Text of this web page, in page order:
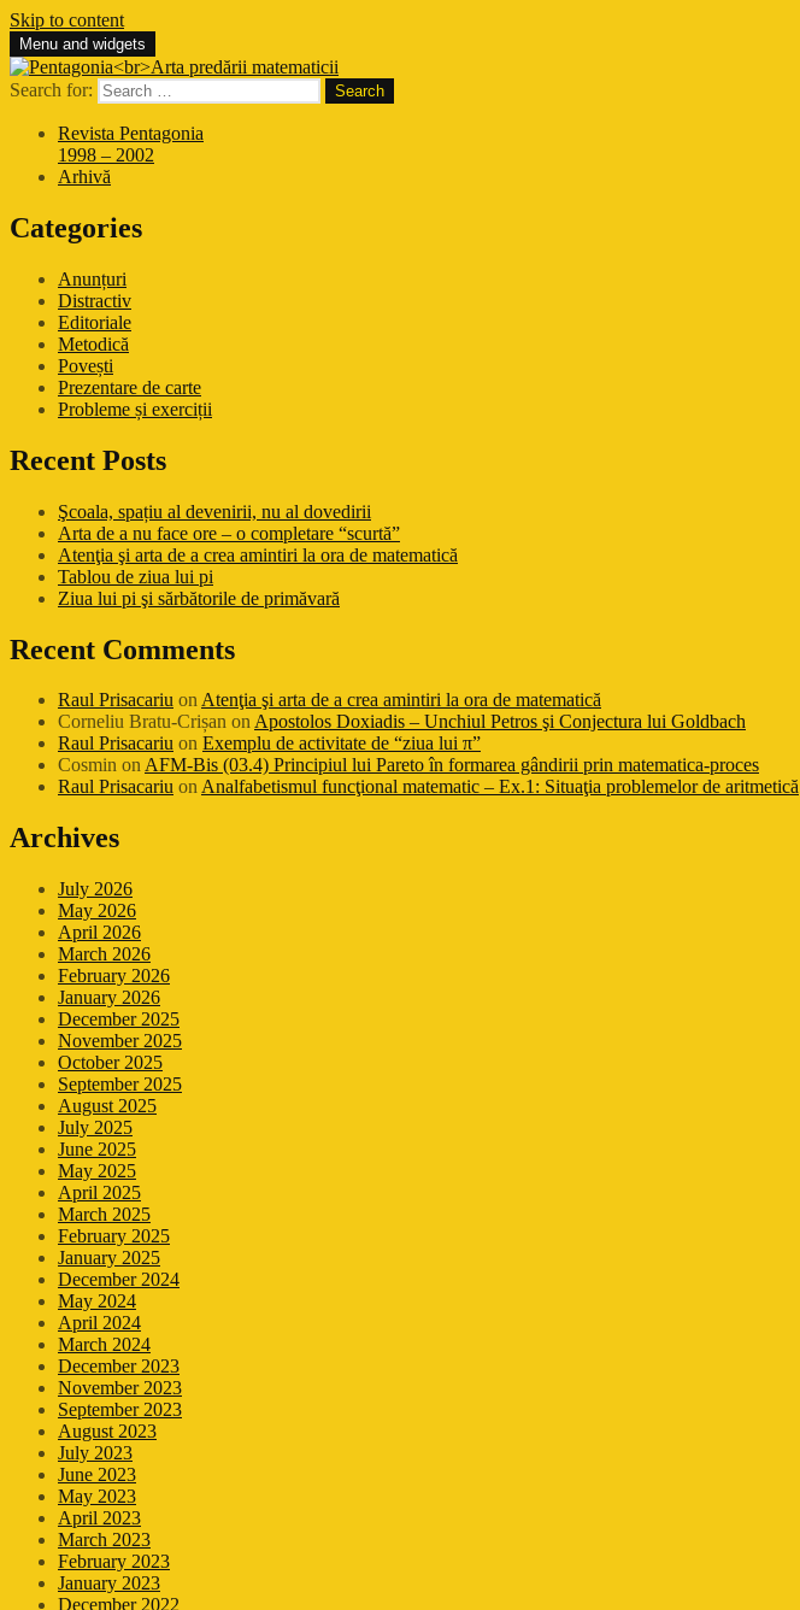
Skip to content
Pentagonia
Arta predării matematicii
Menu and widgets
Search for:
Revista Pentagonia
1998 – 2002
Arhivă
Categories
Anunțuri
Distractiv
Editoriale
Metodică
Povești
Prezentare de carte
Probleme și exerciții
Recent Posts
Şcoala, spațiu al devenirii, nu al dovedirii
Arta de a nu face ore – o completare “scurtă”
Atenţia şi arta de a crea amintiri la ora de matematică
Tablou de ziua lui pi
Ziua lui pi şi sărbătorile de primăvară
Recent Comments
Raul Prisacariu onAtenţia şi arta de a crea amintiri la ora de matematică
Corneliu Bratu-Crișan onApostolos Doxiadis – Unchiul Petros şi Conjectura lui Goldbach
Raul Prisacariu on Exemplu de activitate de “ziua lui π”
Cosmin onAFM-Bis (03.4) Principiul lui Pareto în formarea gândirii prin matematica-proces
Raul Prisacariu onAnalfabetismul funcţional matematic – Ex.1: Situaţia problemelor de aritmetică
Archives
July 2026
May 2026
April 2026
March 2026
February 2026
January 2026
December 2025
November 2025
October 2025
September 2025
August 2025
July 2025
June 2025
May 2025
April 2025
March 2025
February 2025
January 2025
December 2024
May 2024
April 2024
March 2024
December 2023
November 2023
September 2023
August 2023
July 2023
June 2023
May 2023
April 2023
March 2023
February 2023
January 2023
December 2022